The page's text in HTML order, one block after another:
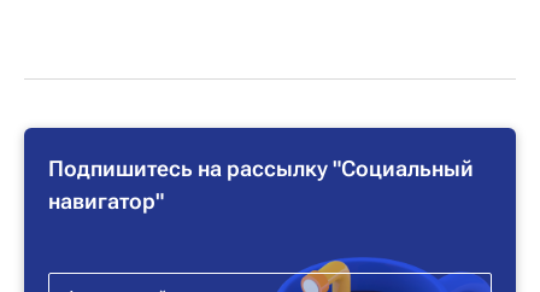
Подпишитесь на рассылку "Социальный
навигатор"